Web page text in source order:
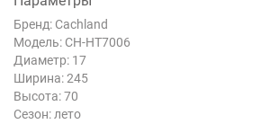
Бренд: Cachland
Модель: CH-HT7006
Диаметр: 17
Ширина: 245
Высота: 70
Сезон: лето